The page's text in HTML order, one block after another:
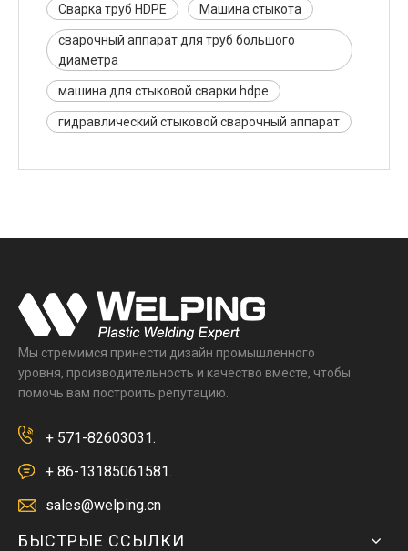
Сварка труб HDPE Машина стыкота
сварочный аппарат для труб большого
диаметра
машина для стыковой сварки hdpe
гидравлический стыковой сварочный аппарат
Мы стремимся принести дизайн промышленного
уровня, производительность и качество вместе, чтобы
помочь вам построить репутацию.
+ 571-82603031.
+ 86-13185061581.
sales@welping.cn
БЫСТРЫЕ ССЫЛКИ